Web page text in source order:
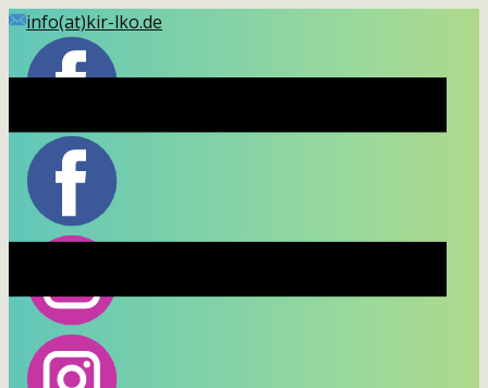
Skip
content
info(at)kir-lko.de